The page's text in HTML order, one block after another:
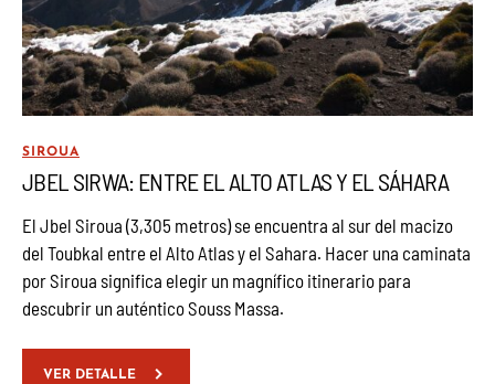
SIROUA
JBEL SIRWA: ENTRE EL ALTO ATLAS Y EL SÁHARA
El Jbel Siroua (3,305 metros) se encuentra al sur del macizo
del Toubkal entre el Alto Atlas y el Sahara. Hacer una caminata
por Siroua significa elegir un magnífico itinerario para
descubrir un auténtico Souss Massa.
VER DETALLE